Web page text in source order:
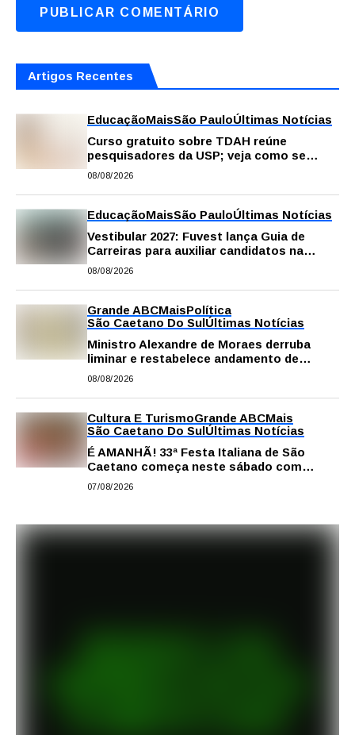
Artigos Recentes
EducaçãoMaisSão PauloÚltimas Notícias
Curso gratuito sobre TDAH reúne
pesquisadores da USP; veja como se
inscrever
08/08/2026
EducaçãoMaisSão PauloÚltimas Notícias
Vestibular 2027: Fuvest lança Guia de
Carreiras para auxiliar candidatos na
escolha da profissão
08/08/2026
Grande ABCMaisPolítica
São Caetano Do SulÚltimas Notícias
Ministro Alexandre de Moraes derruba
liminar e restabelece andamento de
comissão processante contra vereador
08/08/2026
Cultura E TurismoGrande ABCMais
São Caetano Do SulÚltimas Notícias
É AMANHÃ! 33ª Festa Italiana de São
Caetano começa neste sábado com
gastronomia, música e solidariedade
07/08/2026